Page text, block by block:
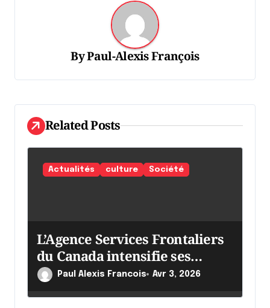
n
e
l
a
i
c
l
e
ByPaul-Alexis François
Related Posts
Actualités culture Société
L’Agence Services Frontaliers
du Canada intensifie ses
effortsPaul Alexis Francois Avr 3, 2026